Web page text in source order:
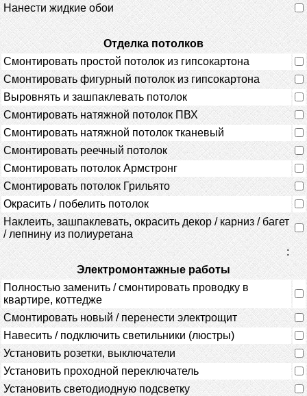
Нанести жидкие обои
Отделка потолков
Смонтировать простой потолок из гипсокартона
Смонтировать фигурный потолок из гипсокартона
Выровнять и зашпаклевать потолок
Смонтировать натяжной потолок ПВХ
Смонтировать натяжной потолок тканевый
Смонтировать реечный потолок
Смонтировать потолок Армстронг
Смонтировать потолок Грильято
Окрасить / побелить потолок
Наклеить, зашпаклевать, окрасить декор / карниз / багет
/ лепнину из полиуретана
:
Электромонтажные работы
Полностью заменить / смонтировать проводку в
квартире, коттедже
Смонтировать новый / перенести электрощит
Навесить / подключить светильники (люстры)
Установить розетки, выключатели
Установить проходной переключатель
Установить светодиодную подсветку